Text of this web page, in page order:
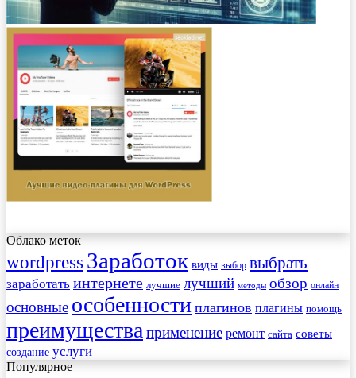
Облако меток
wordpress Заработок виды выбор выбрать
заработать интернете лучшие лучший методы обзор онлайн
основные особенности плагинов плагины помощь
преимущества применение ремонт сайта советы
создание услуги
Популярное